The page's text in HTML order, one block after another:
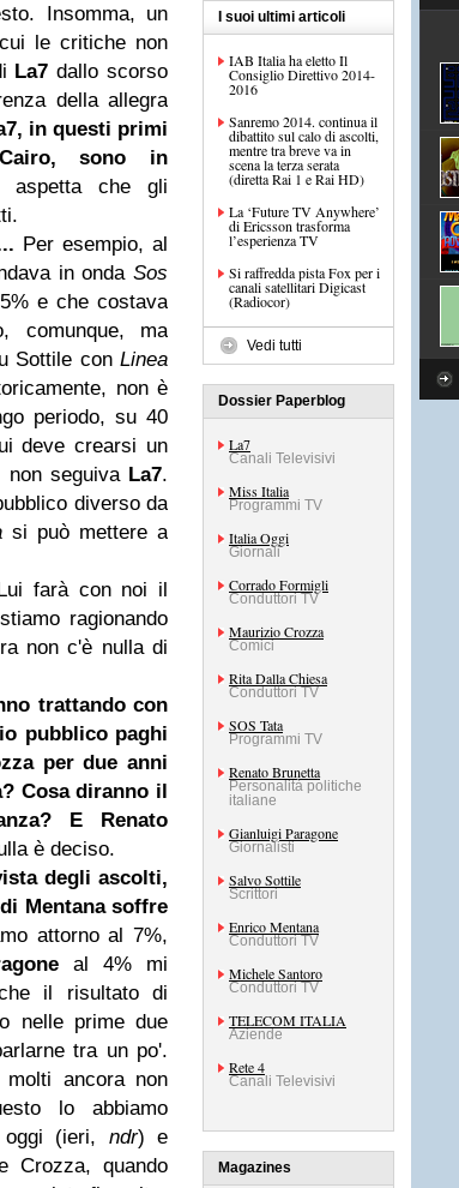
Insomma, un
le critiche non
La7 dallo scorso
della allegra
in questi primi
sono in
che gli
Per esempio, al
in onda Sos
e che costava
comunque, ma
Sottile con Linea
non è
periodo, su 40
deve crearsi un
non seguiva La7.
diverso da
si può mettere a
farà con noi il
ragionando
non c'è nulla di
trattando con
pubblico paghi
per due anni
Cosa diranno il
E Renato
è deciso.
degli ascolti,
Mentana soffre
attorno al 7%,
al 4% mi
il risultato di
nelle prime due
tra un po'.
ancora non
lo abbiamo
oggi (ieri, ndr) e
Crozza, quando
I suoi ultimi articoli
IAB Italia ha eletto Il
Consiglio Direttivo 2014-
2016
Sanremo 2014. continua il
dibattito sul calo di ascolti,
mentre tra breve va in
scena la terza serata
(diretta Rai 1 e Rai HD)
La ‘Future TV Anywhere’
di Ericsson trasforma
l’esperienza TV
Si raffredda pista Fox per i
canali satellitari Digicast
(Radiocor)
Vedi tutti
Dossier Paperblog
La7
Canali Televisivi
Miss Italia
Programmi TV
Italia Oggi
Giornali
Corrado Formigli
Conduttori TV
Maurizio Crozza
Comici
Rita Dalla Chiesa
Conduttori TV
SOS Tata
Programmi TV
Renato Brunetta
Personalità politiche
italiane
Gianluigi Paragone
Giornalisti
Salvo Sottile
Scrittori
Enrico Mentana
Conduttori TV
Michele Santoro
Conduttori TV
TELECOM ITALIA
Aziende
Rete 4
Canali Televisivi
Magazines